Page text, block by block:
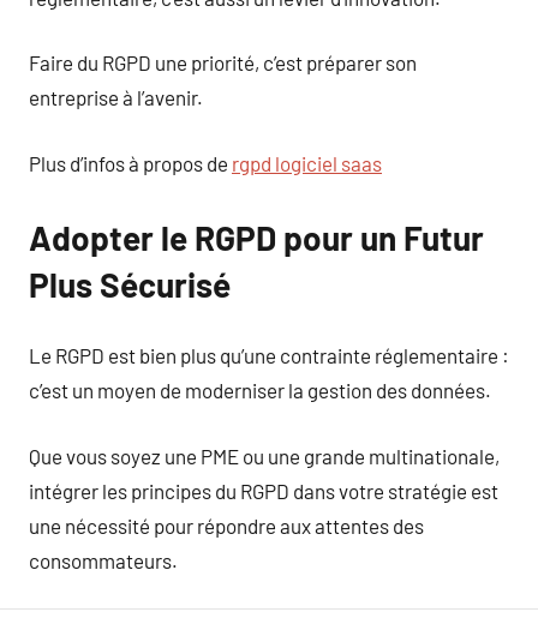
Faire du RGPD une priorité, c’est préparer son
entreprise à l’avenir.
Plus d’infos à propos de rgpd logiciel saas
Adopter le RGPD pour un Futur
Plus Sécurisé
Le RGPD est bien plus qu’une contrainte réglementaire :
c’est un moyen de moderniser la gestion des données.
Que vous soyez une PME ou une grande multinationale,
intégrer les principes du RGPD dans votre stratégie est
une nécessité pour répondre aux attentes des
consommateurs.